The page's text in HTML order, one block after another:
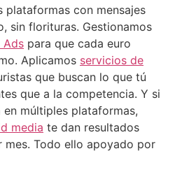
plataformas con mensajes
sin florituras. Gestionamos
Ads para que cada euro
Aplicamos servicios de
que buscan lo que tú
que a la competencia. Y si
múltiples plataformas,
media te dan resultados
mes. Todo ello apoyado por